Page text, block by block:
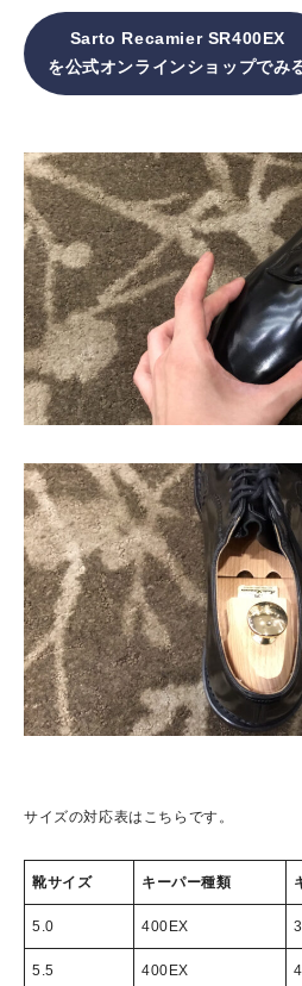
Sarto Recamier SR400EX
を公式オンラインショップでみ
サイズの対応表はこちらです。
靴サイズ キーパー種類
5.0 400EX
5.5 400EX